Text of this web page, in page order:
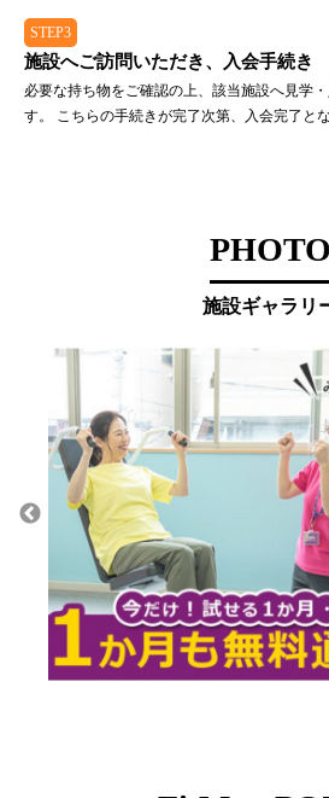
STEP3
施設へご訪問いただき、入会手続き
必要な持ち物をご確認の上、該当施設へ見学
す。 こちらの手続きが完了次第、入会完了とな
PHOTO
施設ギャラリ